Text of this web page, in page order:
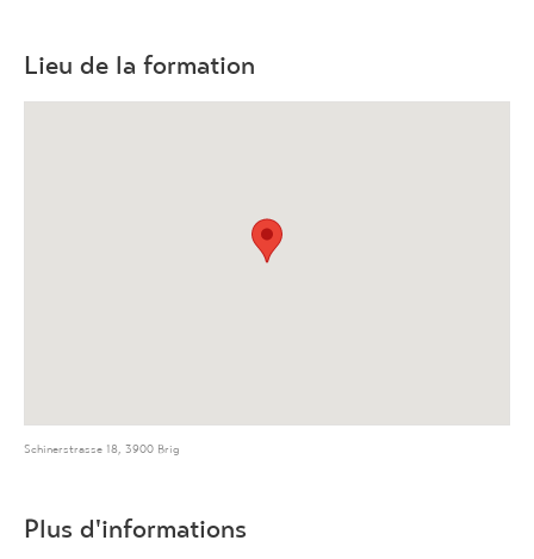
Lieu de la formation
Schinerstrasse 18, 3900 Brig
Plus d'informations